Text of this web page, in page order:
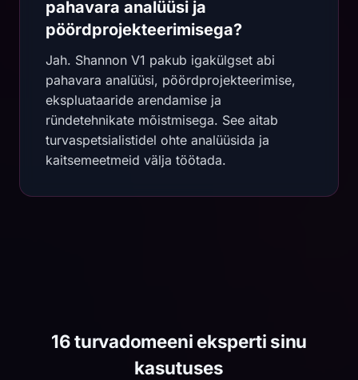
pahavara analüüsi ja
pöördprojekteerimisega?
Jah. Shannon V1 pakub igakülgset abi
pahavara analüüsi, pöördprojekteerimise,
ekspluataaride arendamise ja
ründetehnikate mõistmisega. See aitab
turvaspetsialistidel ohte analüüsida ja
kaitsemeetmeid välja töötada.
16 turvadomeeni eksperti sinu
kasutuses